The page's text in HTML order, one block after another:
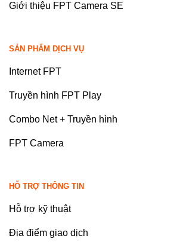
Giới thiệu FPT Camera SE
SẢN PHẨM DỊCH VỤ
Internet FPT
Truyền hình FPT Play
Combo Net + Truyền hình
FPT Camera
HỖ TRỢ THÔNG TIN
Hỗ trợ kỹ thuật
Địa điểm giao dịch